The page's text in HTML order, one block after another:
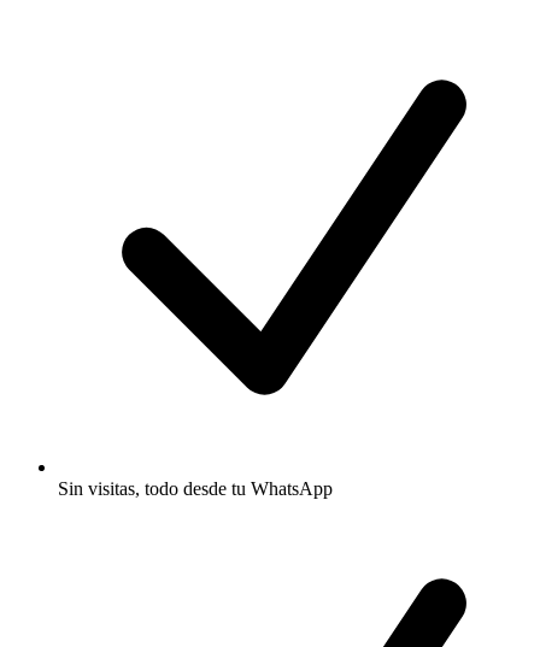
Sin visitas, todo desde tu WhatsApp